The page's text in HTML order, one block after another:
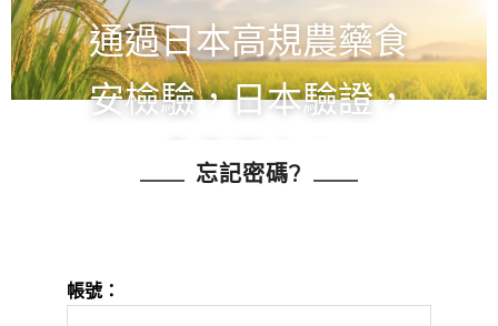
通過日本高規農藥食
安檢驗，日本驗證，
食在安心！
忘記密碼?
帳號：